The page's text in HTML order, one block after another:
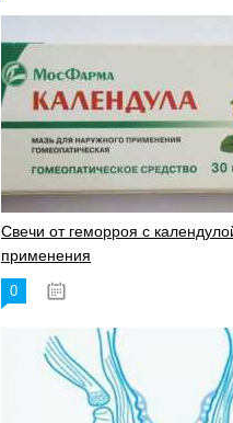
Свечи от геморроя с
применения
0